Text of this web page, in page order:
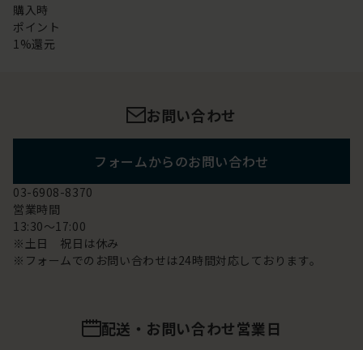
購入時
ポイント
1%還元
お問い合わせ
フォームからのお問い合わせ
03-6908-8370
営業時間
13:30～17:00
※土日 祝日は休み
※フォームでのお問い合わせは24時間対応しております。
配送・お問い合わせ営業日